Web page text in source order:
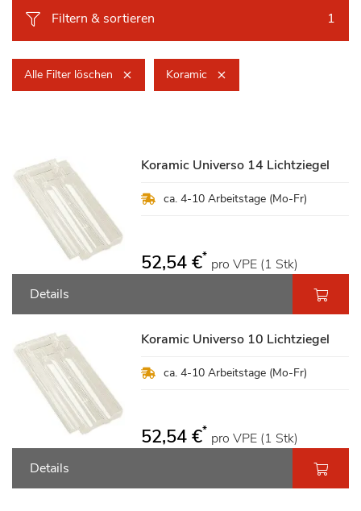
Filtern & sortieren 1
Alle Filter löschen Koramic
Koramic Universo 14 Lichtziegel
ca. 4-10 Arbeitstage (Mo-Fr)
52,54 €* pro VPE (1 Stk)
Details
Koramic Universo 10 Lichtziegel
ca. 4-10 Arbeitstage (Mo-Fr)
52,54 €* pro VPE (1 Stk)
Details